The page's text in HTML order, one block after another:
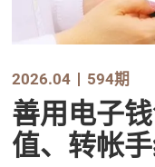
2026.04 594期
善用电子
值、转帐